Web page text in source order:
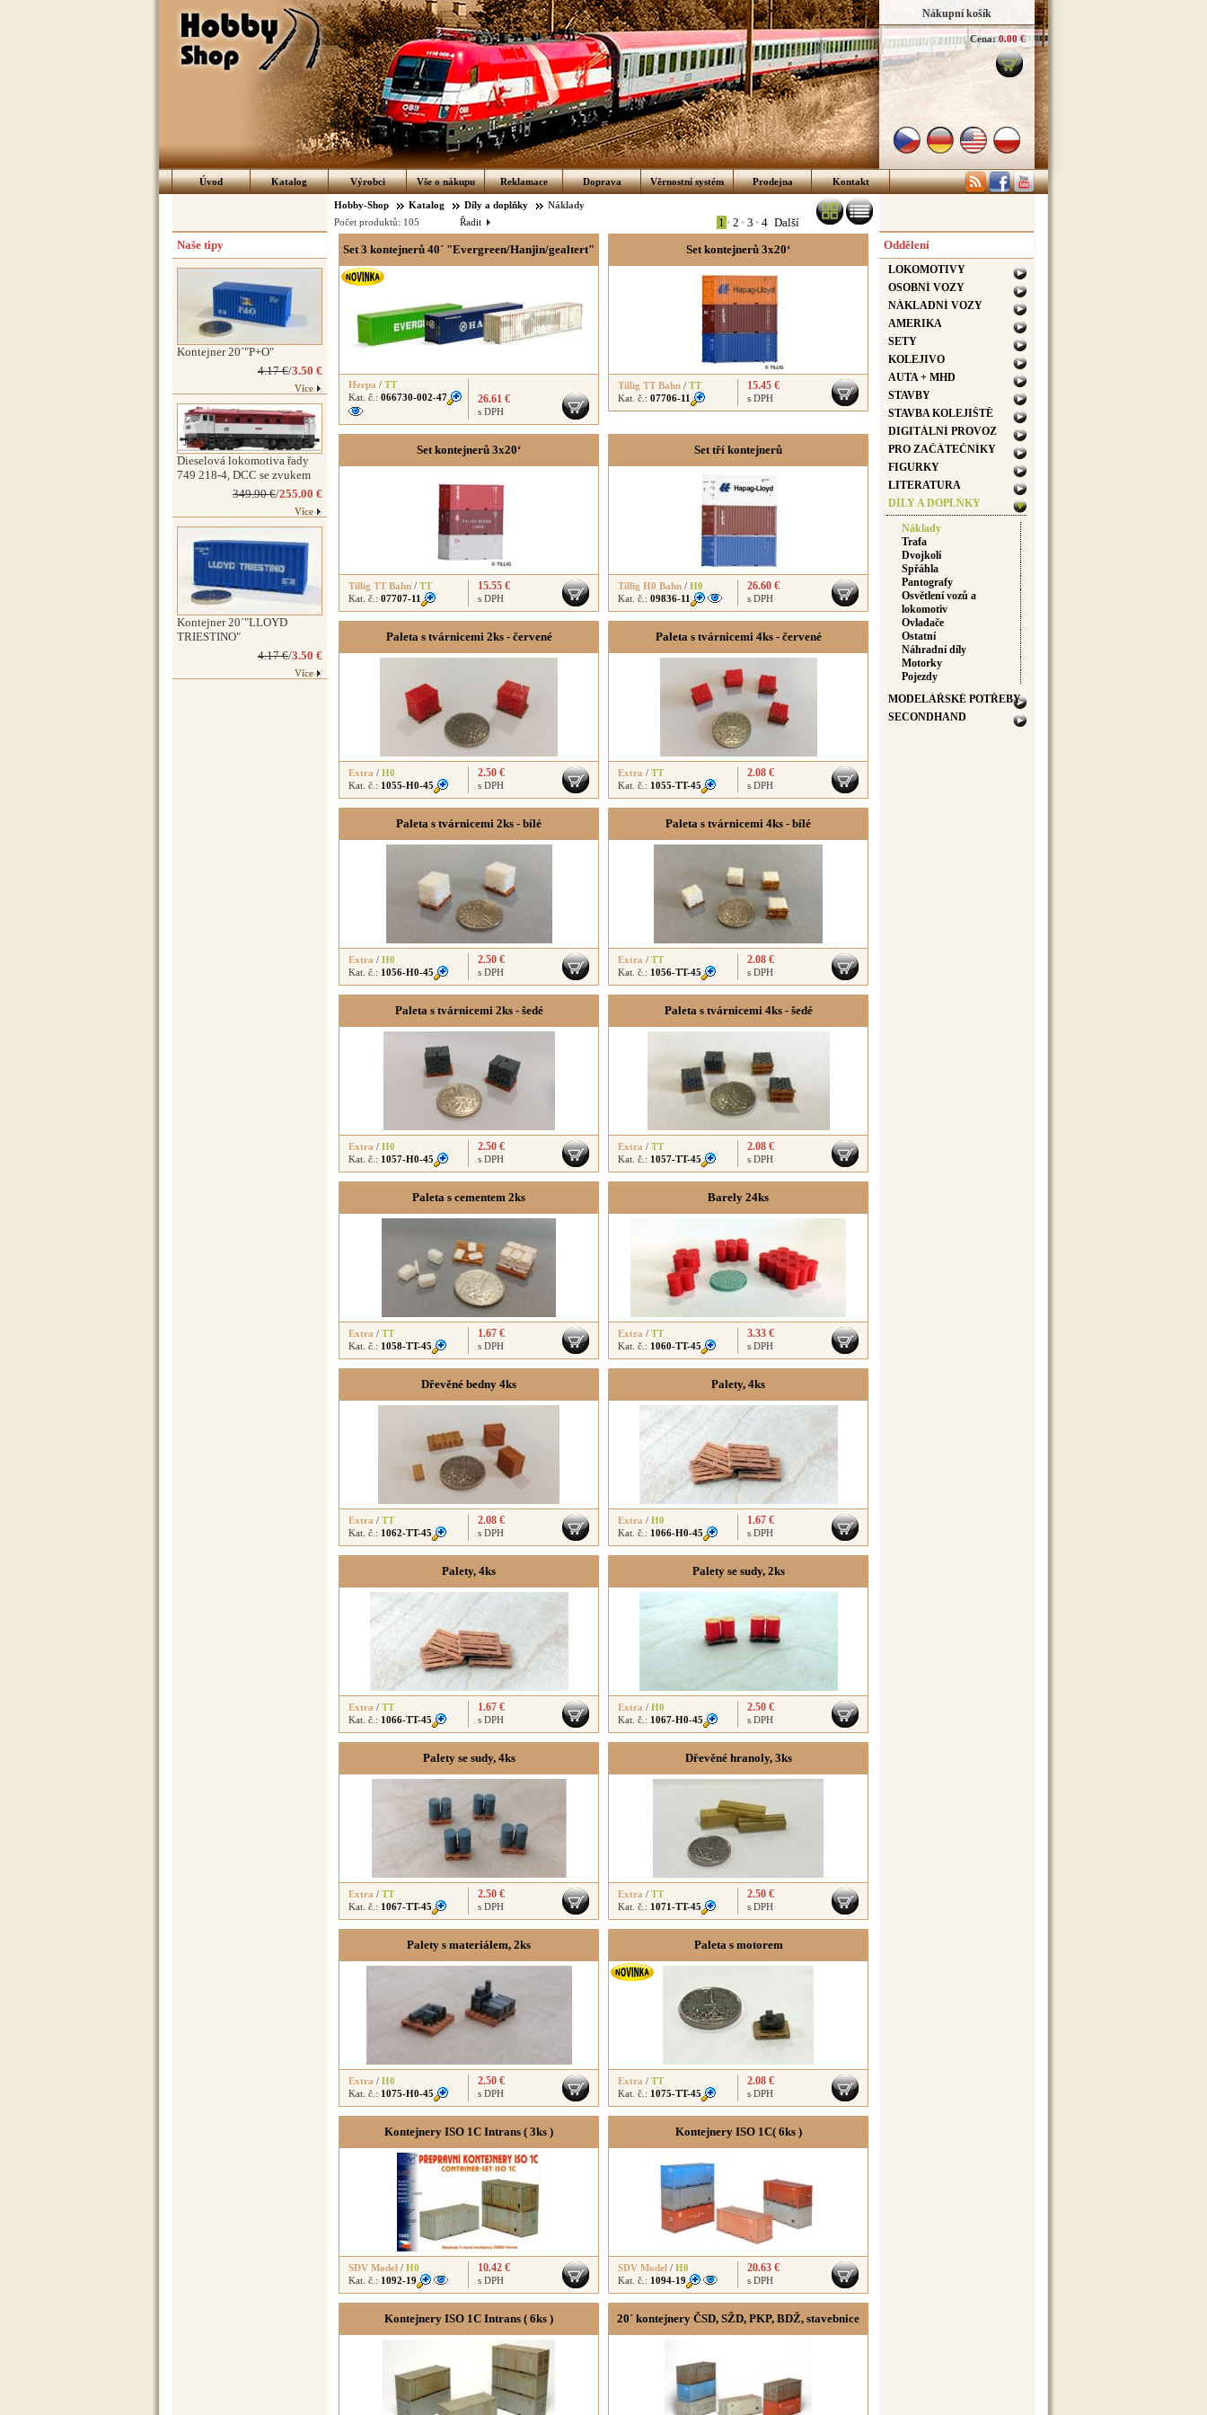
Nákupní košík
Cena: 0.00 €
Úvod Katalog Výrobci Vše o nákupu Reklamace Doprava Věrnostní systém Prodejna Kontakt
Hobby-Shop Katalog Díly a doplňky
Náklady
Řadit
Počet produktů: 105 1 • 2 • 3 • 4 Další
Set 3 kontejnerů 40´ "Evergreen/Hanjin/gealtert"
Herpa / TT
Kat. č.: 066730-002-47 26.61 €
s DPH
Set kontejnerů 3x20‘
Tillig TT Bahn / TT
Kat. č.: 07706-11
15.45 €
s DPH
Set kontejnerů 3x20‘
Tillig TT Bahn / TT
Kat. č.: 07707-11
15.55 €
s DPH
Set tří kontejnerů
Tillig H0 Bahn / H0
Kat. č.: 09836-11
26.60 €
s DPH
Paleta s tvárnicemi 2ks - červené
Extra / H0
Kat. č.: 1055-H0-45
2.50 €
s DPH
Paleta s tvárnicemi 4ks - červené
Extra / TT
Kat. č.: 1055-TT-45
2.08 €
s DPH
Paleta s tvárnicemi 2ks - bílé
Extra / H0
Kat. č.: 1056-H0-45
2.50 €
s DPH
Paleta s tvárnicemi 4ks - bílé
Extra / TT
Kat. č.: 1056-TT-45
2.08 €
s DPH
Paleta s tvárnicemi 2ks - šedé
Extra / H0
Kat. č.: 1057-H0-45
2.50 €
s DPH
Paleta s tvárnicemi 4ks - šedé
Extra / TT
Kat. č.: 1057-TT-45
2.08 €
s DPH
Paleta s cementem 2ks
Extra / TT
Kat. č.: 1058-TT-45
1.67 €
s DPH
Barely 24ks
Extra / TT
Kat. č.: 1060-TT-45
3.33 €
s DPH
Dřevěné bedny 4ks
Extra / TT
Kat. č.: 1062-TT-45
2.08 €
s DPH
Palety, 4ks
Extra / H0
Kat. č.: 1066-H0-45
1.67 €
s DPH
Palety, 4ks
Extra / TT
Kat. č.: 1066-TT-45
1.67 €
s DPH
Palety se sudy, 2ks
Extra / H0
Kat. č.: 1067-H0-45
2.50 €
s DPH
Palety se sudy, 4ks
Extra / TT
Kat. č.: 1067-TT-45
2.50 €
s DPH
Dřevěné hranoly, 3ks
Extra / TT
Kat. č.: 1071-TT-45
2.50 €
s DPH
Palety s materiálem, 2ks
Extra / H0
Kat. č.: 1075-H0-45
2.50 €
s DPH
Paleta s motorem
Extra / TT
Kat. č.: 1075-TT-45
2.08 €
s DPH
Kontejnery ISO 1C Intrans ( 3ks )
SDV Model / H0
Kat. č.: 1092-19
10.42 €
s DPH
Kontejnery ISO 1C( 6ks )
SDV Model / H0
Kat. č.: 1094-19
20.63 €
s DPH
Kontejnery ISO 1C Intrans ( 6ks ) 20´ kontejnery ČSD, SŽD, PKP, BDŽ, stavebnice
Naše tipy
Kontejner 20´"P+O"
4.17 €/3.50 €
Více
Dieselová lokomotiva řady
749 218-4, DCC se zvukem
349.90 €/255.00 €
Více
Kontejner 20´"LLOYD
TRIESTINO"
4.17 €/3.50 €
Více
Oddělení
LOKOMOTIVY
OSOBNÍ VOZY
NÁKLADNÍ VOZY
AMERIKA
SETY
KOLEJIVO
AUTA + MHD
STAVBY
STAVBA KOLEJIŠTĚ
DIGITÁLNÍ PROVOZ
PRO ZAČÁTEČNÍKY
FIGURKY
LITERATURA
DÍLY A DOPLŇKY
Náklady
Trafa
Dvojkolí
Spřáhla
Pantografy
Osvětlení vozů a
lokomotiv
Ovladače
Ostatní
Náhradní díly
Motorky
Pojezdy
MODELÁŘSKÉ POTŘEBY
SECONDHAND